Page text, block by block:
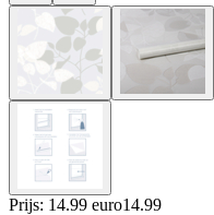
Prijs: 14.99 euro14.99